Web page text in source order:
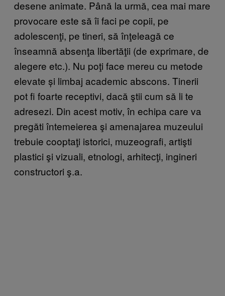
desene animate. Până la urmă, cea mai mare
provocare este să îi faci pe copii, pe
adolescenţi, pe tineri, să înţeleagă ce
înseamnă absenţa libertăţii (de exprimare, de
alegere etc.). Nu poţi face mereu cu metode
elevate și limbaj academic abscons. Tinerii
pot fi foarte receptivi, dacă ştii cum să li te
adresezi. Din acest motiv, în echipa care va
pregăti întemeierea şi amenajarea muzeului
trebuie cooptaţi istorici, muzeografi, artişti
plastici şi vizuali, etnologi, arhitecţi, ingineri
constructori ş.a.